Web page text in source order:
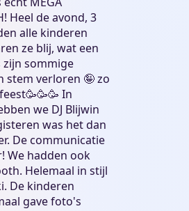
Heel de avond, 3
alle kinderen
ze blij, wat een
zijn sommige
stem verloren 🤪 zo
In
we DJ Blijwin
was het dan
De communicatie
We hadden ook
Helemaal in stijl
De kinderen
gave foto's